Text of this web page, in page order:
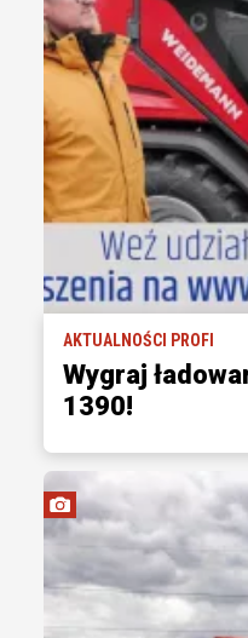
AKTUALNOŚCI PROFI
Wygraj
1390!